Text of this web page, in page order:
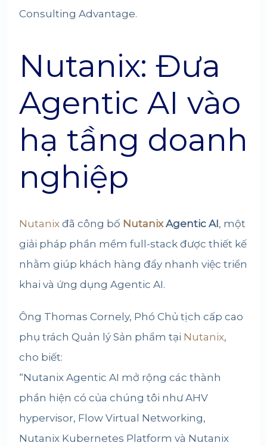
Consulting Advantage.
Nutanix: Đưa
Agentic AI vào
hạ tầng doanh
nghiệp
Nutanix đã công bố NutanixAgentic AI, một
giải pháp phần mềm full-stack được thiết kế
nhằm giúp khách hàng đẩy nhanh việc triển
khai và ứng dụng Agentic AI.
Ông Thomas Cornely, Phó Chủ tịch cấp cao
phụ trách Quản lý Sản phẩm tại Nutanix,
cho biết:
“Nutanix Agentic AI mở rộng các thành
phần hiện có của chúng tôi như AHV
hypervisor, Flow Virtual Networking,
Nutanix Kubernetes Platform và Nutanix